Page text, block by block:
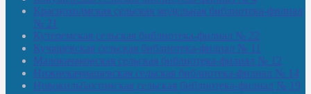
Краснохолмская сельская модельная библиотека-филиал
№ 21
Кутеремская сельская библиотека-филиал № 22
Кучашевская сельская библиотека-филиал № 11
Малокачаковская сельская библиотека-филиал № 12
Нижнекачмашевская сельская библиотека-филиал № 14
Новокильбахтинская сельская библиотека-филиал № 19